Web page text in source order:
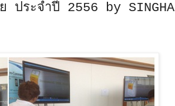
ประจำปี 2556 by SINGHA